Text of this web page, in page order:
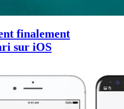
finalement
sur iOS